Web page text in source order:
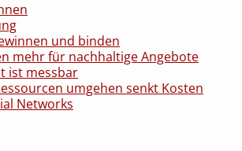
und binden
mehr für nachhaltige Angebote
ist messbar
umgehen senkt Kosten
Networks